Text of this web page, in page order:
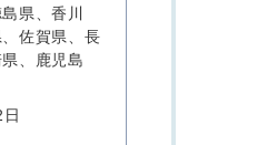
県、香川
佐賀県、長
、鹿児島